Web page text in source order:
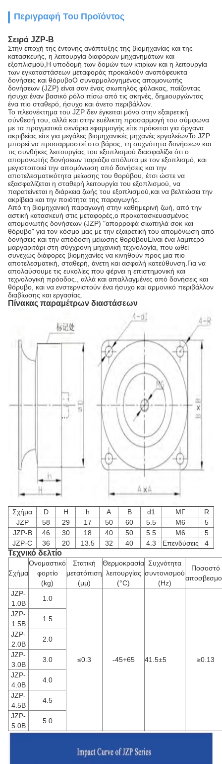
Περιγραφή Του Προϊόντος
Σειρά JZP-B
Στην εποχή της έντονης ανάπτυξης της βιομηχανίας και της
κατασκευής, η λειτουργία διαφόρων μηχανημάτων και
εξοπλισμού,Η υποδομή των δομών των κτιρίων και η λειτουργία
των εγκαταστάσεων μεταφοράς προκαλούν αναπόφευκτα
δονήσεις και θόρυβοΟ συναρμολογημένος απομονωτής
δονήσεων (JZP) είναι σαν ένας σιωπηλός φύλακας, παίζοντας
ήσυχα έναν βασικό ρόλο πίσω από τις σκηνές, δημιουργώντας
ένα πιο σταθερό, ήσυχο και άνετο περιβάλλον.
Το πλεονέκτημα του JZP δεν έγκειται μόνο στην εξαιρετική
σύνθεσή του, αλλά και στην ευέλικτη προσαρμογή του σύμφωνα
με τα πραγματικά σενάρια εφαρμογής.είτε πρόκειται για όργανα
ακριβείας είτε για μεγάλες βιομηχανικές μηχανές εργαλείωνΤο JZP
μπορεί να προσαρμοστεί στο βάρος, τη συχνότητα δονήσεων και
τις συνθήκες λειτουργίας του εξοπλισμού.διασφαλίζει ότι ο
απομονωτής δονήσεων ταιριάζει απόλυτα με τον εξοπλισμό, και
μεγιστοποιεί την απομόνωση από δονήσεις και την
αποτελεσματικότητα μείωσης του θορύβου, έτσι ώστε να
εξασφαλίζεται η σταθερή λειτουργία του εξοπλισμού, να
παρατείνεται η διάρκεια ζωής του εξοπλισμού,και να βελτιώσει την
ακρίβεια και την ποιότητα της παραγωγής.
Από τη βιομηχανική παραγωγή στην καθημερινή ζωή, από την
αστική κατασκευή στις μεταφορές,ο προκατασκευασμένος
απομονωτής δονήσεων (JZP) "απορροφά σιωπηλά σοκ και
θόρυβο" για τον κόσμο μας με την εξαιρετική του απομόνωση από
δονήσεις και την απόδοση μείωσης θορύβουΕίναι ένα λαμπερό
μαργαριτάρι στη σύγχρονη μηχανική τεχνολογία, που ωθεί
συνεχώς διάφορες βιομηχανίες να κινηθούν προς μια πιο
αποτελεσματική, σταθερή, άνετη και ασφαλή κατεύθυνση.Για να
απολαύσουμε τις ευκολίες που φέρνει η επιστημονική και
τεχνολογική πρόοδος., αλλά και απαλλαγμένες από δονήσεις και
θόρυβο, και να ενστερνιστούν ένα ήσυχο και αρμονικό περιβάλλον
διαβίωσης και εργασίας.
Πίνακας παραμέτρων διαστάσεων
Σχήμα D H h Α Β d1 ΜΓ
R
JZP
58 29 17 50 60 5.5 M6
5
JZP-B
46 30 18 40 50 5.5 M6
5
JZP-C
36 20 13.5 32 40 4.3 Επενδύσεις 4
Τεχνικό δελτίο
Σχήμα
Ονομαστικό
φορτίο
(kg)
Στατική
μετατόπιση
(μμ)
Θερμοκρασία
λειτουργίας
(°C)
Συχνότητα
συντονισμού
(Hz)
Ποσοστό
JZP-
1.0B
1.0
≤0.3 -45+65 41.5±5 ≥0.13
JZP-
1.5B
1.5
JZP-
2.0B
2.0
JZP-
3.0B
3.0
JZP-
4.0B
4.0
JZP-
4.5B
4.5
JZP-
5.0B
5.0